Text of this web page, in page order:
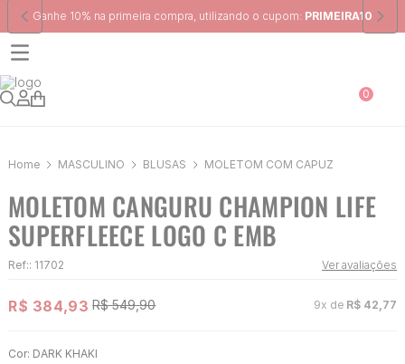
Frete Grátispara região Sudeste em pedidos acima de R$ 399,00
0
MASCULINO BLUSAS MOLETOM COM CAPUZ
MOLETOM CANGURU CHAMPION LIFE
SUPERFLEECE LOGO C EMB
Ref:: 11702 Ver avaliações
R$ 384,93 R$ 549,90 9x de R$ 42 77
Cor: DARK KHAKI